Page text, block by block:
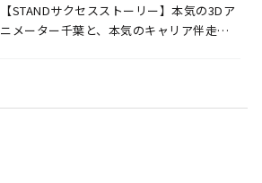
【STANDサクセスストーリー】本気の3Dア
ニメーター千葉と、本気のキャリア伴走の